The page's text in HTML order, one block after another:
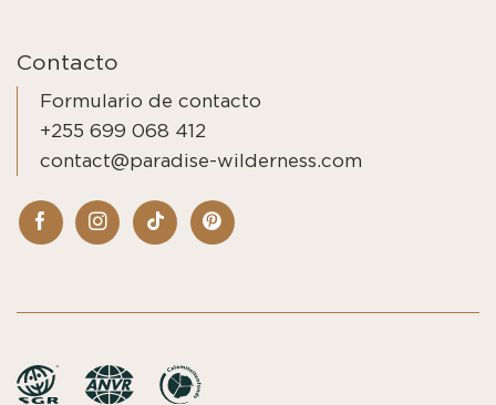
Contacto
Formulario de contacto
+255 699 068 412
contact@paradise-wilderness.com